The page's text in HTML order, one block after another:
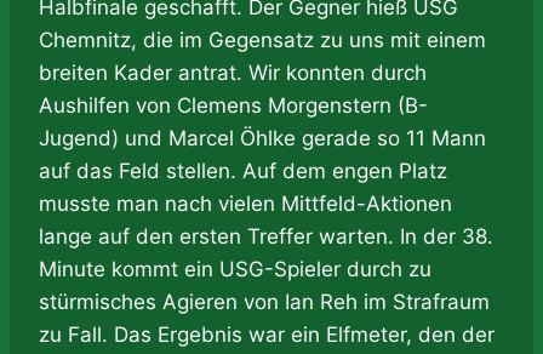
Halbfinale geschafft. Der Gegner hieß USG
Chemnitz, die im Gegensatz zu uns mit einem
breiten Kader antrat. Wir konnten durch
Aushilfen von Clemens Morgenstern (B-
Jugend) und Marcel Öhlke gerade so 11 Mann
auf das Feld stellen. Auf dem engen Platz
musste man nach vielen Mittfeld-Aktionen
lange auf den ersten Treffer warten. In der 38.
Minute kommt ein USG-Spieler durch zu
stürmisches Agieren von Ian Reh im Strafraum
zu Fall. Das Ergebnis war ein Elfmeter, den der